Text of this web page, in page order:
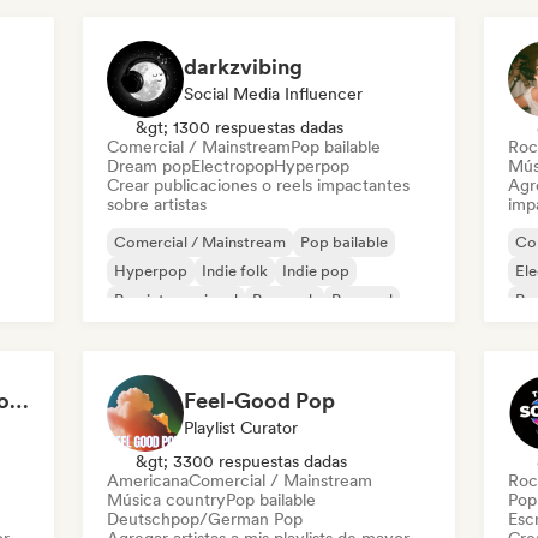
darkzvibing
Social Media Influencer
&gt; 1300 respuestas dadas
Comercial / MainstreamPop bailable
Dream popElectropopHyperpop
Crear publicaciones o reels impactantes
sobre artistas
Comercial / Mainstream
Pop bailable
Hyperpop
Indie folk
Indie pop
Pop internacional
Pop rock Pop soul
Sweat & Pop: Gym Mode 💦 Feel-Good Pop
Playlist Curator
&gt; 3300 respuestas dadas
AmericanaComercial / Mainstream
Música countryPop bailable
Deutschpop/German Pop